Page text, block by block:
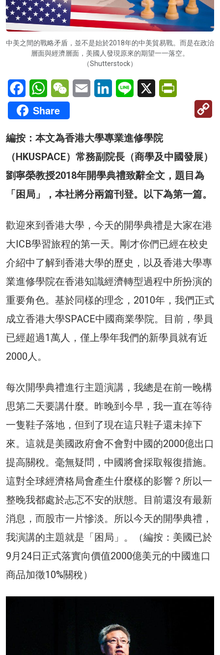
中美之間的戰略矛盾，並不是始於2018年的中美貿易戰。而是在政治
層面與經濟層面，美國人發現原來的期望一一落空。
（Shutterstock）
FacebookWhatsAppWeChatEmail LinkedInLine X
Share
編按：本文為香港大學專業進修學院
（HKUSPACE）常務副院長（商學及中國發展）
劉寧榮教授2018年開學典禮致辭全文，題目為
「困局」，本社將分兩篇刊登。以下為第一篇。
歡迎來到香港大學，今天的開學典禮是大家在港
大ICB學習旅程的第一天。剛才你們已經在校史
介紹中了解到香港大學的歷史，以及香港大學專
業進修學院在香港知識經濟轉型過程中所扮演的
重要角色。基於同樣的理念，2010年，我們正式
成立香港大學SPACE中國商業學院。目前，學員
已經超過1萬人，僅上學年我們的新學員就有近
2000人。
每次開學典禮進行主題演講，我總是在前一晚構
思第二天要講什麼。昨晚到今早，我一直在等待
一隻鞋子落地，但到了現在這只鞋子還未掉下
來。這就是美國政府會不會對中國的2000億出口
提高關稅。毫無疑問，中國將會採取報復措施。
這對全球經濟格局會產生什麼樣的影響？所以一
整晚我都處於忐忑不安的狀態。目前還沒有最新
消息，而股市一片慘淡。所以今天的開學典禮，
我演講的主題就是「困局」。（編按：美國已於
9月24日正式落實向價值2000億美元的中國進口
商品加徵10%關稅）